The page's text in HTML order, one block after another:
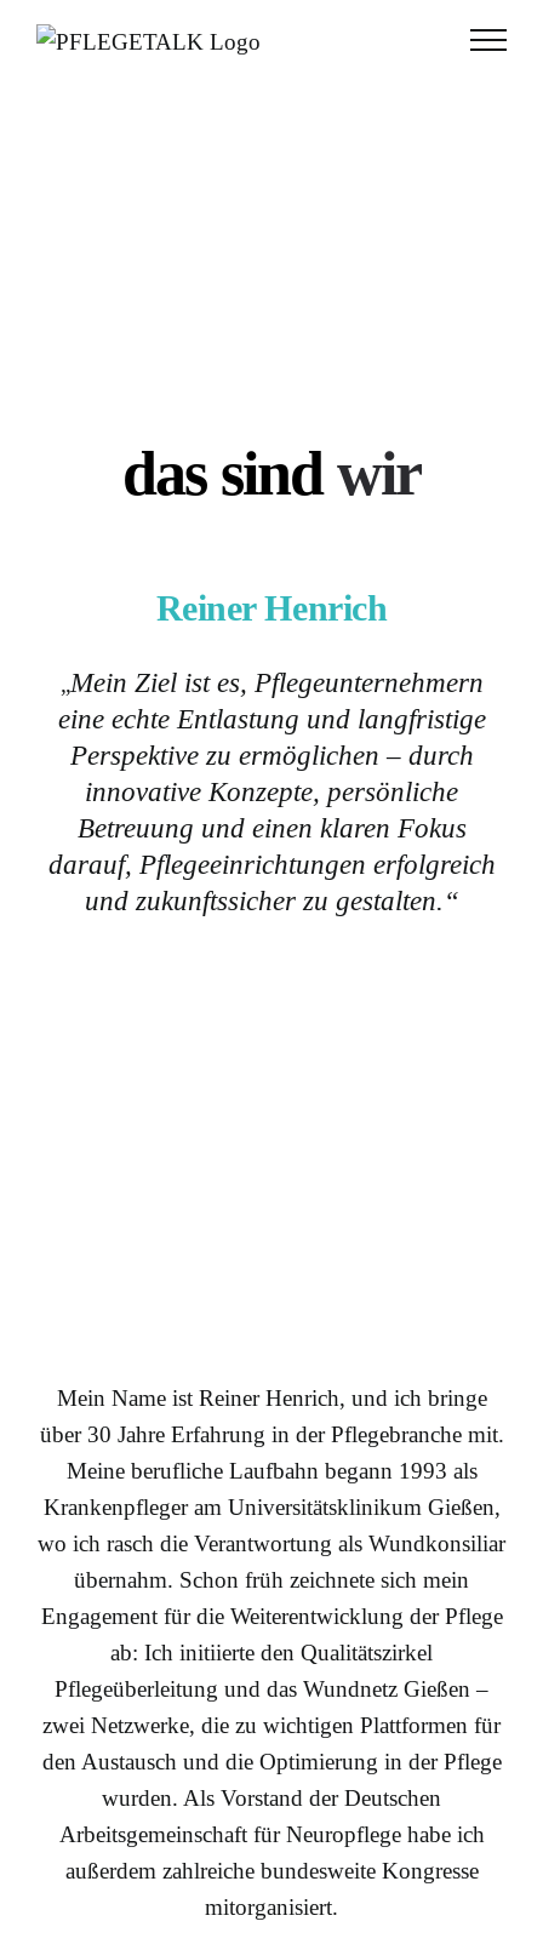
das sindwir
Reiner Henrich
„Mein Ziel ist es, Pflegeunternehmern
eine echte Entlastung und langfristige
Perspektive zu ermöglichen – durch
innovative Konzepte, persönliche
Betreuung und einen klaren Fokus
darauf, Pflegeeinrichtungen erfolgreich
und zukunftssicher zu gestalten.“
Mein Name ist Reiner Henrich, und ich bringe
über 30 Jahre Erfahrung in der Pflegebranche mit.
Meine berufliche Laufbahn begann 1993 als
Krankenpfleger am Universitätsklinikum Gießen,
wo ich rasch die Verantwortung als Wundkonsiliar
übernahm. Schon früh zeichnete sich mein
Engagement für die Weiterentwicklung der Pflege
ab: Ich initiierte den Qualitätszirkel
Pflegeüberleitung und das Wundnetz Gießen –
zwei Netzwerke, die zu wichtigen Plattformen für
den Austausch und die Optimierung in der Pflege
wurden. Als Vorstand der Deutschen
Arbeitsgemeinschaft für Neuropflege habe ich
außerdem zahlreiche bundesweite Kongresse
mitorganisiert.